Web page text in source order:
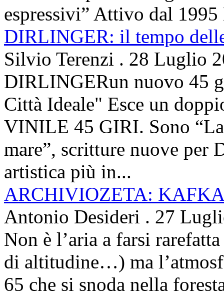
espressivi” Attivo dal 1995
DIRLINGER: il tempo
Silvio Terenzi . 28 Luglio
DIRLINGERun nuovo 45
Città Ideale" Esce un
VINILE 45 GIRI. Sono
mare”, scritture nuove per
artistica più in...
ARCHIVIOZETA:
Antonio Desideri . 27
Non è l’aria a farsi
di altitudine…) ma
65 che si snoda nella